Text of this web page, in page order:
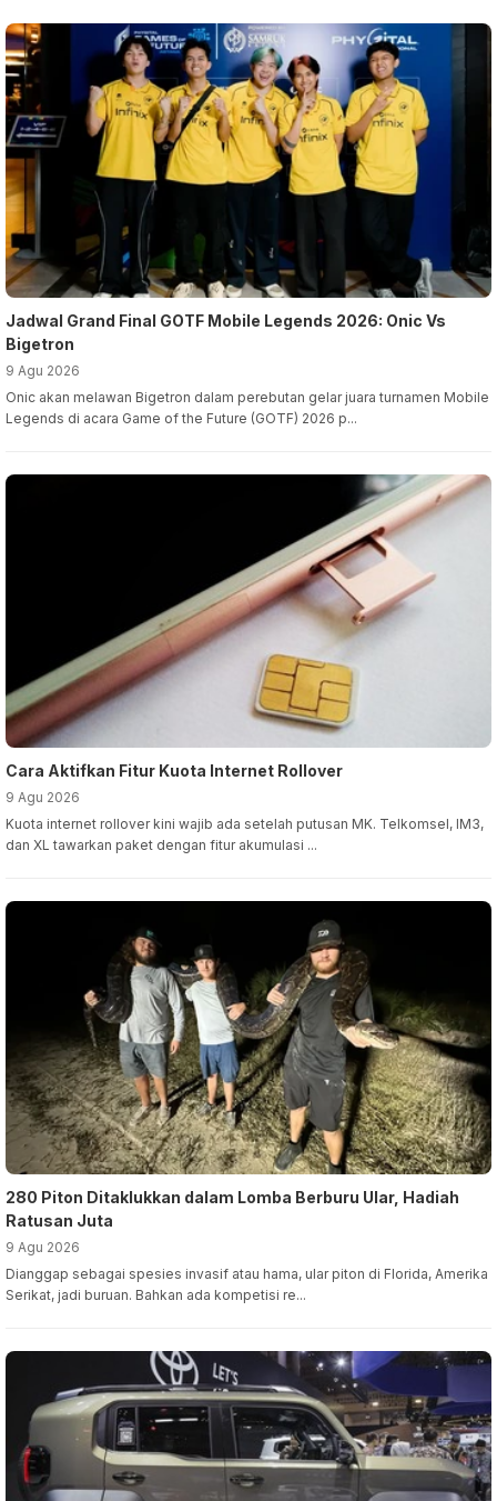
Jadwal Grand Final GOTF Mobile Legends 2026: Onic Vs
Bigetron
9 Agu 2026
Onic akan melawan Bigetron dalam perebutan gelar juara turnamen Mobile
Legends di acara Game of the Future (GOTF) 2026 p...
Cara Aktifkan Fitur Kuota Internet Rollover
9 Agu 2026
Kuota internet rollover kini wajib ada setelah putusan MK. Telkomsel, IM3,
dan XL tawarkan paket dengan fitur akumulasi ...
280 Piton Ditaklukkan dalam Lomba Berburu Ular, Hadiah
Ratusan Juta
9 Agu 2026
Dianggap sebagai spesies invasif atau hama, ular piton di Florida, Amerika
Serikat, jadi buruan. Bahkan ada kompetisi re...